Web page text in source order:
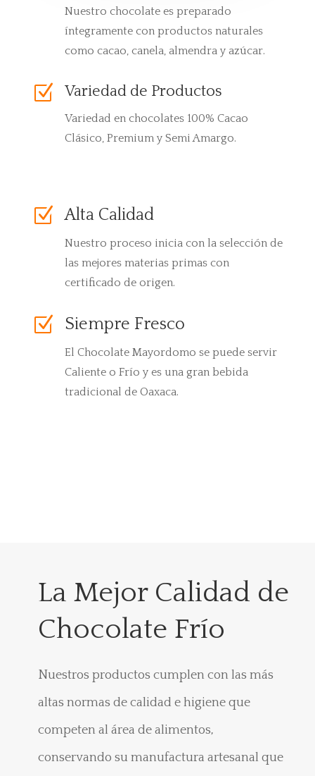
Nuestro chocolate es preparado
íntegramente con productos naturales
como cacao, canela, almendra y azúcar.
Z Variedad de Productos
Variedad en chocolates 100% Cacao
Clásico, Premium y Semi Amargo.
Z Alta Calidad
Nuestro proceso inicia con la selección de
las mejores materias primas con
certificado de origen.
Z Siempre Fresco
El Chocolate Mayordomo se puede servir
Caliente o Frío y es una gran bebida
tradicional de Oaxaca.
La Mejor Calidad de
Chocolate Frío
Nuestros productos cumplen con las más
altas normas de calidad e higiene que
competen al área de alimentos,
conservando su manufactura artesanal que